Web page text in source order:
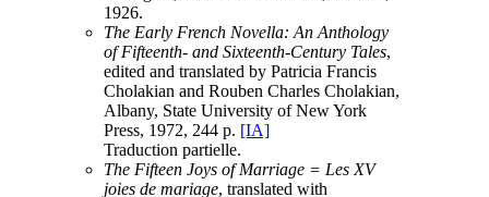
1926.
The Early French Novella: An Anthology
of Fifteenth- and Sixteenth-Century Tales,
edited and translated by Patricia Francis
Cholakian and Rouben Charles Cholakian,
Albany, State University of New York
Press, 1972, 244 p. [IA]
Traduction partielle.
The Fifteen Joys of Marriage = Les XV
joies de mariage, translated with